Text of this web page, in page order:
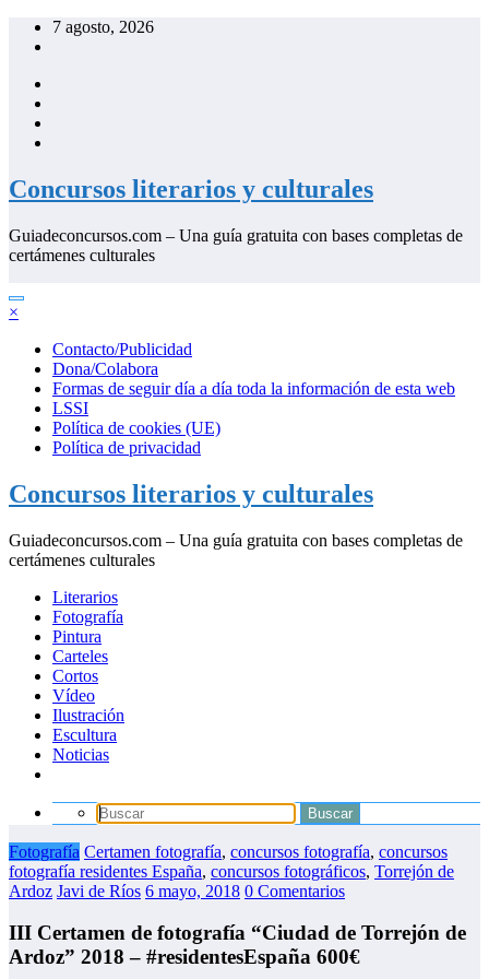
Saltar
7 agosto, 2026
Concursos literarios y culturales
Guiadeconcursos.com – Una guía gratuita con bases completas de
certámenes culturales
×
Contacto/Publicidad
Dona/Colabora
Formas de seguir día a día toda la información de esta web
LSSI
Política de cookies (UE)
Política de privacidad
Concursos literarios y culturales
Guiadeconcursos.com – Una guía gratuita con bases completas de
certámenes culturales
Literarios
Fotografía
Pintura
Carteles
Cortos
Vídeo
Ilustración
Escultura
Noticias
Fotografía Certamen fotografía, concursos fotografía, concursos
fotografía residentes España, concursos fotográficos, Torrejón de
Ardoz Javi de Ríos 6 mayo, 2018 0 Comentarios
III Certamen de fotografía “Ciudad de Torrejón de
Ardoz” 2018 – #residentesEspaña 600€